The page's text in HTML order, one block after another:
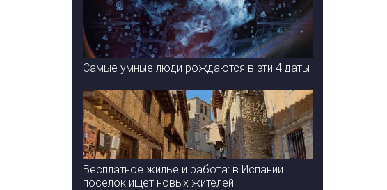
Самые умные люди рождаются в эти 4 даты
Бесплатное жилье и работа: в Испании
поселок ищет новых жителей